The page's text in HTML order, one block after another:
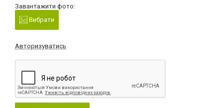
Завантажити фото:
Вибрати
Авторизуватись